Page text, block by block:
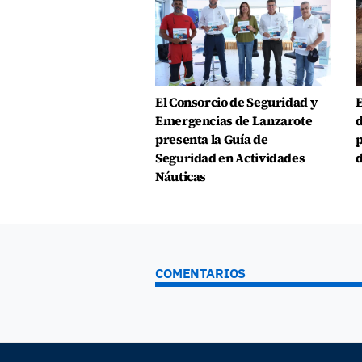
El Consorcio de Seguridad y
Emergencias de Lanzarote
presenta la Guía de
Seguridad en Actividades
Náuticas
COMENTARIOS